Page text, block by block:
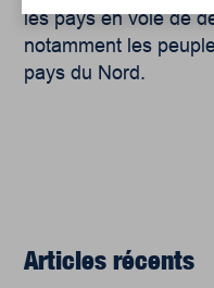
les pays en voie de
notamment les
pays du Nord.
Articles récents